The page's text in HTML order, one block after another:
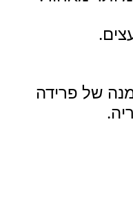
של פרידה